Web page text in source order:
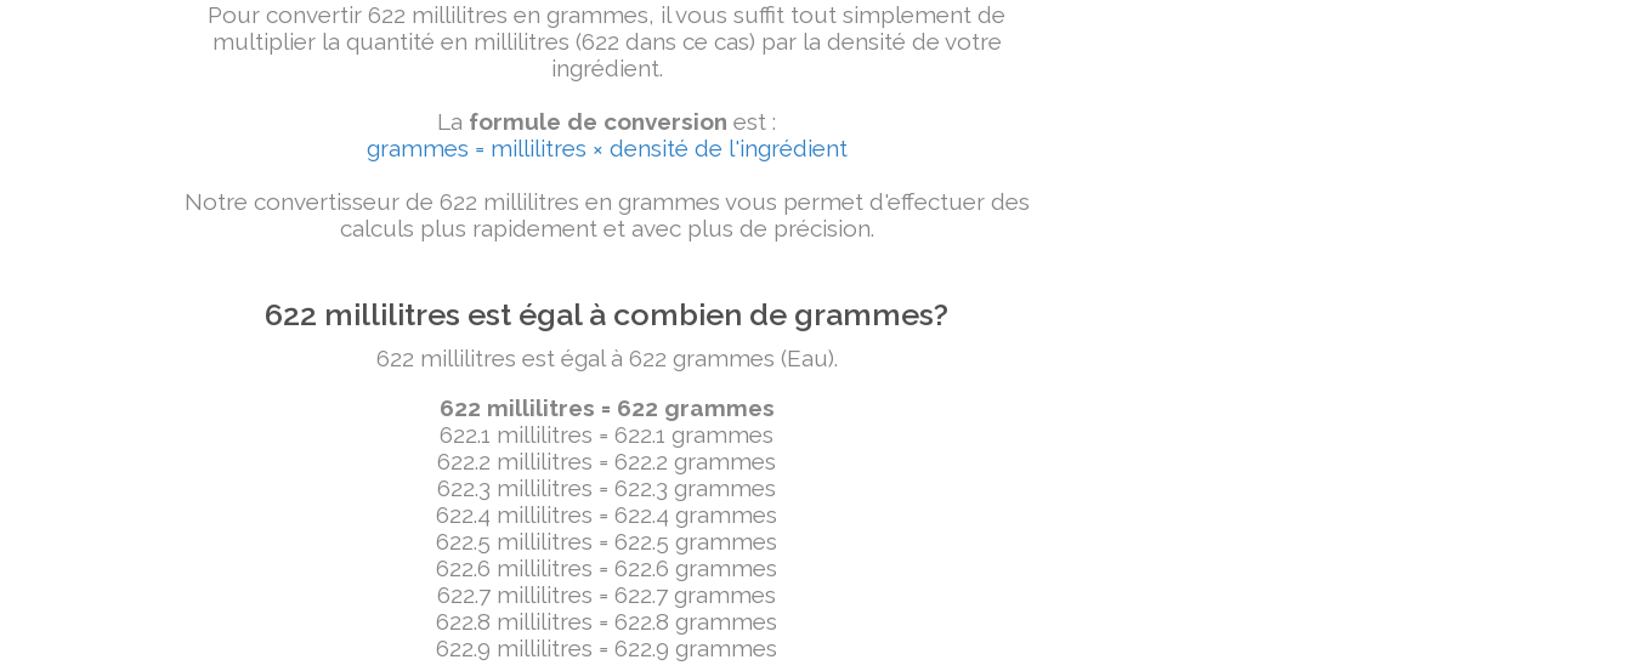
Pour convertir 622 millilitres en grammes, il vous suffit tout simplement de
multiplier la quantité en millilitres (622 dans ce cas) par la densité de votre
ingrédient.
La formule de conversion est :
grammes = millilitres × densité de l'ingrédient
Notre convertisseur de 622 millilitres en grammes vous permet d'effectuer des
calculs plus rapidement et avec plus de précision.
622 millilitres est égal à combien de grammes?
622 millilitres est égal à 622 grammes (Eau).
622 millilitres = 622 grammes
622.1 millilitres = 622.1 grammes
622.2 millilitres = 622.2 grammes
622.3 millilitres = 622.3 grammes
622.4 millilitres = 622.4 grammes
622.5 millilitres = 622.5 grammes
622.6 millilitres = 622.6 grammes
622.7 millilitres = 622.7 grammes
622.8 millilitres = 622.8 grammes
622.9 millilitres = 622.9 grammes